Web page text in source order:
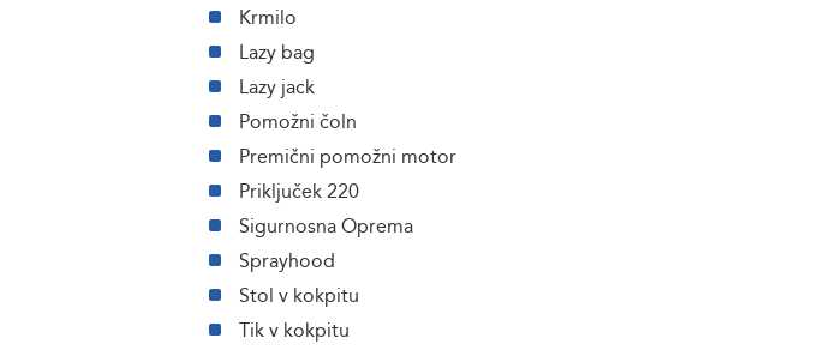
Krmilo
Lazy bag
Lazy jack
Pomožni čoln
Premični pomožni motor
Priključek 220
Sigurnosna Oprema
Sprayhood
Stol v kokpitu
Tik v kokpitu